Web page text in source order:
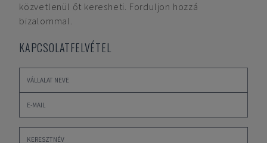
közvetlenül őt keresheti. Forduljon hozzá
bizalommal.
KAPCSOLATFELVÉTEL